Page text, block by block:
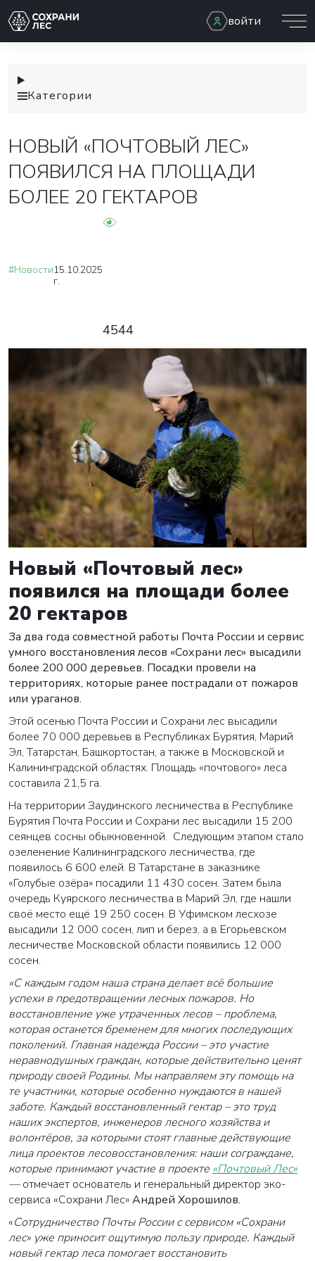
войти
Категории
НОВЫЙ «ПОЧТОВЫЙ ЛЕС»
ПОЯВИЛСЯ НА ПЛОЩАДИ
БОЛЕЕ 20 ГЕКТАРОВ
#Новости15.10.2025
г.
4544
Новый «Почтовый лес»
появился на площади более
20 гектаров
За два года совместной работы Почта России и сервис
умного восстановления лесов «Сохрани лес» высадили
более 200 000 деревьев. Посадки провели на
территориях, которые ранее пострадали от пожаров
или ураганов.
Этой осенью Почта России и Сохрани лес высадили
более 70 000 деревьев в Республиках Бурятия, Марий
Эл, Татарстан, Башкортостан, а также в Московской и
Калининградской областях. Площадь «почтового» леса
составила 21,5 га.
На территории Заудинского лесничества в Республике
Бурятия Почта России и Сохрани лес высадили 15 200
сеянцев сосны обыкновенной. Следующим этапом стало
озеленение Калининградского лесничества, где
появилось 6 600 елей. В Татарстане в заказнике
«Голубые озёра» посадили 11 430 сосен. Затем была
очередь Куярского лесничества в Марий Эл, где нашли
своё место ещё 19 250 сосен. В Уфимском лесхозе
высадили 12 000 сосен, лип и берез, а в Егорьевском
лесничестве Московской области появились 12 000
сосен.
«С каждым годом наша страна делает всё большие
успехи в предотвращении лесных пожаров. Но
восстановление уже утраченных лесов – проблема,
которая останется бременем для многих последующих
поколений. Главная надежда России – это участие
неравнодушных граждан, которые действительно ценят
природу своей Родины. Мы направляем эту помощь на
те участники, которые особенно нуждаются в нашей
заботе. Каждый восстановленный гектар – это труд
наших экспертов, инженеров лесного хозяйства и
волонтёров, за которыми стоят главные действующие
лица проектов лесовосстановления: наши сограждане,
которые принимают участие в проекте «Почтовый Лес»
—отмечает основатель и генеральный директор эко-
сервиса «Сохрани Лес»Андрей Хорошилов.
«Сотрудничество Почты России с сервисом «Сохрани
лес» уже приносит ощутимую пользу природе. Каждый
новый гектар леса помогает восстановить